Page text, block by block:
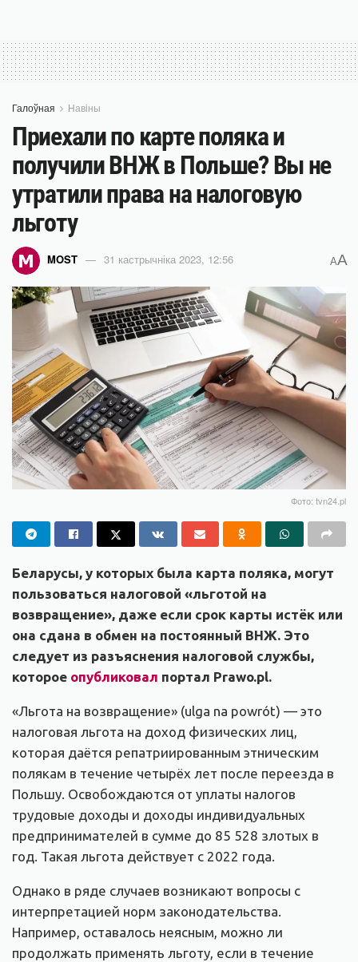
Галоўная Навіны
Приехали по карте поляка и
получили ВНЖ в Польше? Вы не
утратили права на налоговую
льготу
MOST 31 кастрычніка 2023, 12:56 AA
Фото: tvn24.pl
Беларусы, у которых была карта поляка, могут
пользоваться налоговой «льготой на
возвращение», даже если срок карты истёк или
она сдана в обмен на постоянный ВНЖ. Это
следует из разъяснения налоговой службы,
которое опубликовал портал Prawo.pl.
«Льгота на возвращение» (ulga na powrót) — это
налоговая льгота на доход физических лиц,
которая даётся репатриированным этническим
полякам в течение четырёх лет после переезда в
Польшу. Освобождаются от уплаты налогов
трудовые доходы и доходы индивидуальных
предпринимателей в сумме до 85 528 злотых в
год. Такая льгота действует с 2022 года.
Однако в ряде случаев возникают вопросы с
интерпретацией норм законодательства.
Например, оставалось неясным, можно ли
продолжать применять льготу, если в течение